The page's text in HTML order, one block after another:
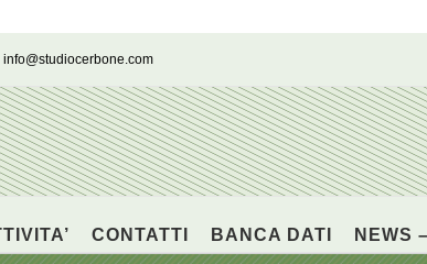
info@studiocerbone.com
CONTATTI BANCA DATI NEWS